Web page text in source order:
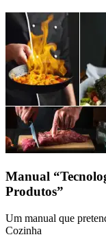
Manual
Produtos”
Um manual que
Cozinha